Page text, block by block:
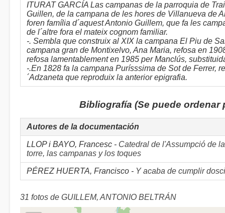
ITURAT GARCÍA Las campanas de la parroquia de
Guillen, de la campana de les hores de Villanueva de
foren família d´aquest Antonio Guillem, que fa les
de l´altre fora el mateix cognom familiar.
-. Sembla que construix al XIX la campana El Piu de
campana gran de Montixelvo, Ana Maria, refosa en
refosa lamentablement en 1985 per Manclús,
-.En 1828 fa la campana Purísssima de Sot de Ferrer,
´Adzaneta que reproduix la anterior epigrafia.
Bibliografía (Se puede
Autores de la documentación
LLOP i BAYO, Francesc - Catedral de l'Assumpció de
torre, las campanas y los toques
PÉREZ HUERTA, Francisco - Y acaba de cumplir
31 fotos de GUILLEM, ANTONIO BELTRÁN